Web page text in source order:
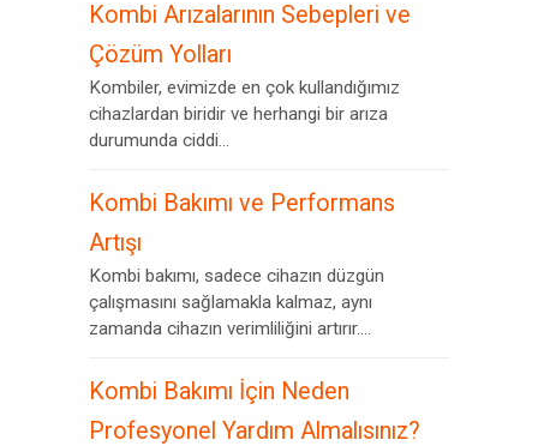
Kombi Arızalarının Sebepleri ve
Çözüm Yolları
Kombiler, evimizde en çok kullandığımız
cihazlardan biridir ve herhangi bir arıza
durumunda ciddi...
Kombi Bakımı ve Performans
Artışı
Kombi bakımı, sadece cihazın düzgün
çalışmasını sağlamakla kalmaz, aynı
zamanda cihazın verimliliğini artırır....
Kombi Bakımı İçin Neden
Profesyonel Yardım Almalısınız?